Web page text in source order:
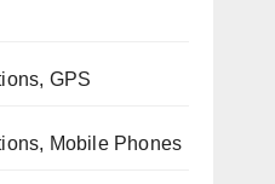
GPS
Mobile Phones